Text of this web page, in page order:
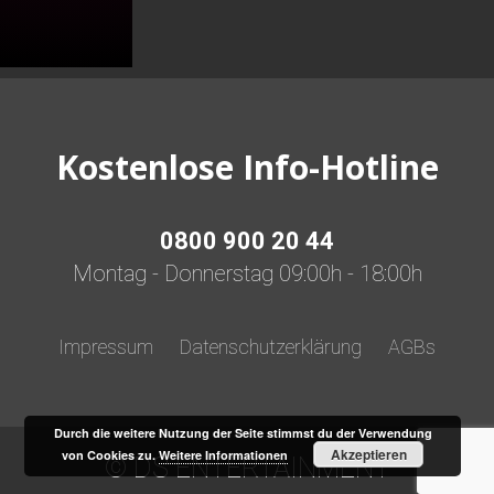
Kostenlose Info-Hotline
0800 900 20 44
Montag - Donnerstag 09:00h - 18:00h
Impressum Datenschutzerklärung AGBs
© DS ENTERTAINMENT
Durch die weitere Nutzung der Seite stimmst du der Verwendung
von Cookies zu.Weitere Informationen Akzeptieren